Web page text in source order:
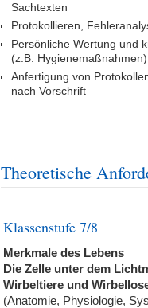
Sachtexten
Protokollieren,
Persönliche Wertung und
(z.B. Hygienemaßnahmen)
Anfertigung von
nach Vorschrift
Theoretische
Klassenstufe 7/8
Merkmale des Lebens
Die Zelle unter dem
Wirbeltiere und
(Anatomie, Physiologie,